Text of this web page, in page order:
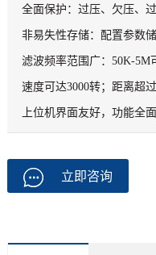
全面保护：过压、欠压、
非易失性存储：配置参数
滤波频率范围广：50K-5M
速度可达3000转；距离超过
上位机界面友好，功能全面
立即咨询